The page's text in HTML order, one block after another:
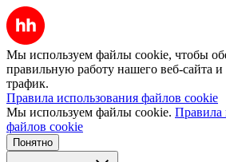
Мы используем файлы cookie, чтобы
правильную работу нашего веб-сайта и
трафик.
Правила использования файлов cookie
Мы используем файлы cookie. Правила
файлов cookie
Понятно